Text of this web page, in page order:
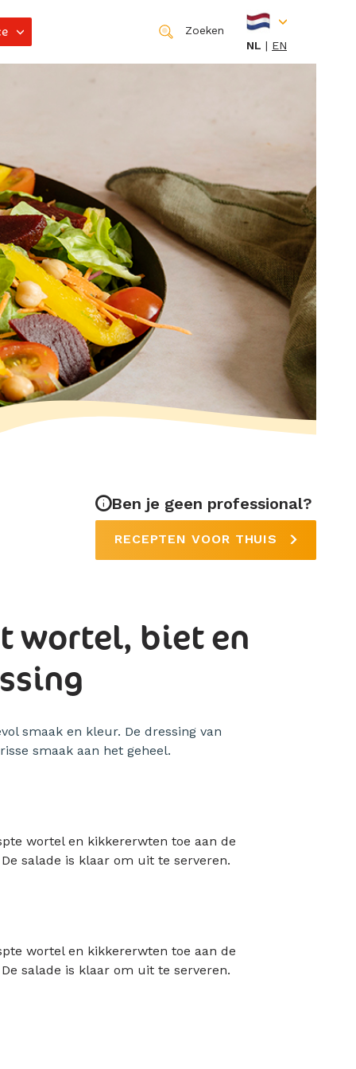
Zoeken
NL
EN
Ben je geen professional?
RECEPTEN VOOR THUIS
wortel, biet en
smaak en kleur. De dressing van
smaak aan het geheel.
wortel en kikkererwten toe aan de
salade is klaar om uit te serveren.
wortel en kikkererwten toe aan de
salade is klaar om uit te serveren.